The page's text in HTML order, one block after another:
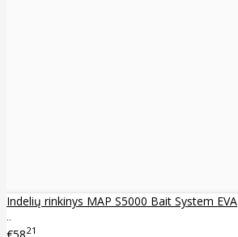
Indelių rinkinys MAP S5000 Bait System EVA
..
21